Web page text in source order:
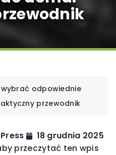
odpowiednie
przewodnik
18 grudnia 2025
przeczytać ten wpis